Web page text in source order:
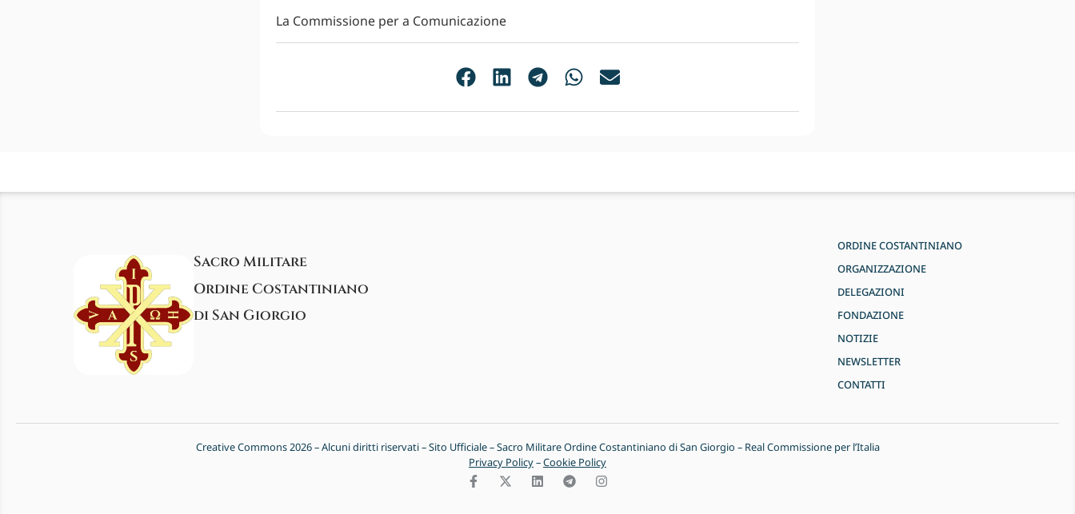
La Commissione per a Comunicazione
Sacro Militare
Ordine Costantiniano
di San Giorgio
ORDINE COSTANTINIANO
ORGANIZZAZIONE
DELEGAZIONI
FONDAZIONE
NOTIZIE
NEWSLETTER
CONTATTI
Creative Commons 2026 – Alcuni diritti riservati – Sito Ufficiale – Sacro Militare Ordine Costantiniano di San Giorgio – Real Commissione per l’Italia
Privacy Policy–Cookie Policy